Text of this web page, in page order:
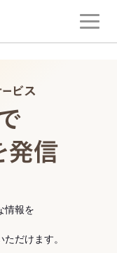
情報を
だけます。